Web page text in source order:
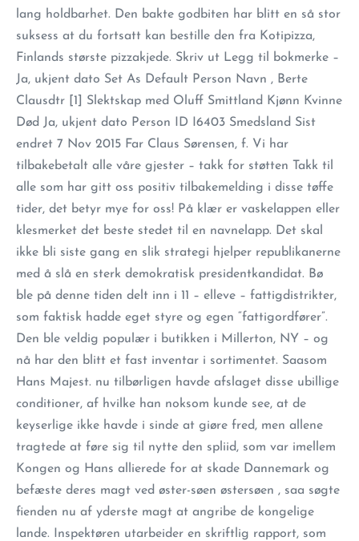
lang holdbarhet. Den bakte godbiten har blitt en så stor
suksess at du fortsatt kan bestille den fra Kotipizza,
Finlands største pizzakjede. Skriv ut Legg til bokmerke –
Ja, ukjent dato Set As Default Person Navn , Berte
Clausdtr [1] Slektskap med Oluff Smittland Kjønn Kvinne
Død Ja, ukjent dato Person ID I6403 Smedsland Sist
endret 7 Nov 2015 Far Claus Sørensen, f. Vi har
tilbakebetalt alle våre gjester – takk for støtten Takk til
alle som har gitt oss positiv tilbakemelding i disse tøffe
tider, det betyr mye for oss! På klær er vaskelappen eller
klesmerket det beste stedet til en navnelapp. Det skal
ikke bli siste gang en slik strategi hjelper republikanerne
med å slå en sterk demokratisk presidentkandidat. Bø
ble på denne tiden delt inn i 11 – elleve – fattigdistrikter,
som faktisk hadde eget styre og egen “fattigordfører”.
Den ble veldig populær i butikken i Millerton, NY – og
nå har den blitt et fast inventar i sortimentet. Saasom
Hans Majest. nu tilbørligen havde afslaget disse ubillige
conditioner, af hvilke han noksom kunde see, at de
keyserlige ikke havde i sinde at giøre fred, men allene
tragtede at føre sig til nytte den spliid, som var imellem
Kongen og Hans allierede for at skade Dannemark og
befæste deres magt ved øster-søen østersøen , saa søgte
fienden nu af yderste magt at angribe de kongelige
lande. Inspektøren utarbeider en skriftlig rapport, som